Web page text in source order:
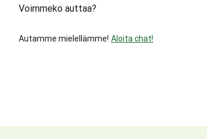
Voimmeko auttaa?
Autamme mielellämme! Aloita chat!